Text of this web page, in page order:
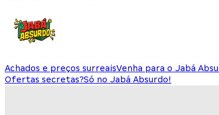
Achados e preços surreaisVenha para o Jabá
Ofertas secretas?Só no Jabá Absurdo!